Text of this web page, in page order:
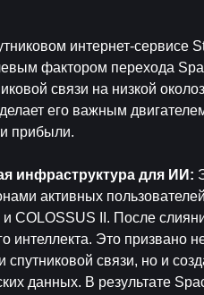
интернет-
фактором перехода
связи на низкой
его важным
прибыли.
инфраструктура для ИИ:
активных
COLOSSUS II. После
интеллекта. Это призвано
связи, но и
данных. В результате